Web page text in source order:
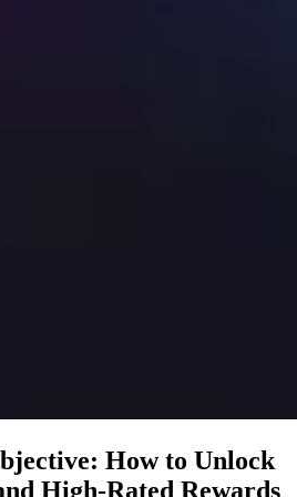
How to Unlock
High-Rated Rewards